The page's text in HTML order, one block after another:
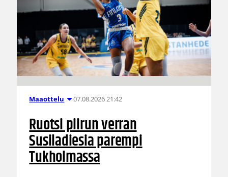
Maaottelu 07.08.2026 21:42
Ruotsi piirun verran
Susiladiesia parempi
Tukholmassa